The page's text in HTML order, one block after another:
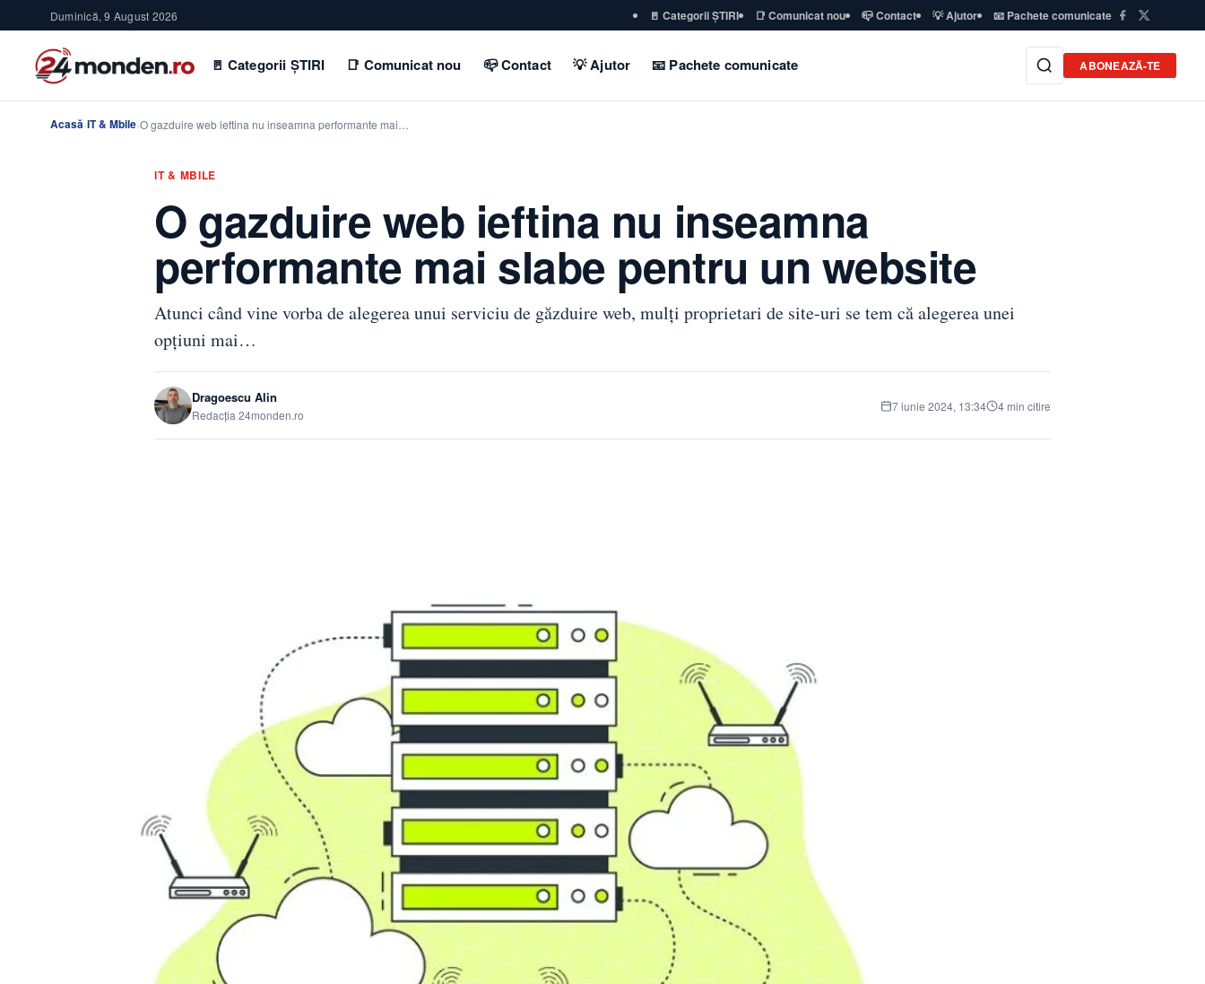
Duminică, 9 August 2026 🚪 Categorii ȘTIRI 📑 Comunicat nou 📪 Contact 💡 Ajutor 📧 Pachete comunicate
🚪 Categorii ȘTIRI 📑 Comunicat nou 📪 Contact 💡 Ajutor 📧 Pachete comunicate ABONEAZĂ-TE
Acasă›IT & Mbile›O gazduire web ieftina nu inseamna performante mai…
IT & MBILE
O gazduire web ieftina nu inseamna
performante mai slabe pentru un website
Atunci când vine vorba de alegerea unui serviciu de găzduire web, mulți proprietari de site-uri se tem că alegerea unei
opțiuni mai…
Dragoescu Alin
Redacția 24monden.ro
7 iunie 2024, 13:34 4 min citire